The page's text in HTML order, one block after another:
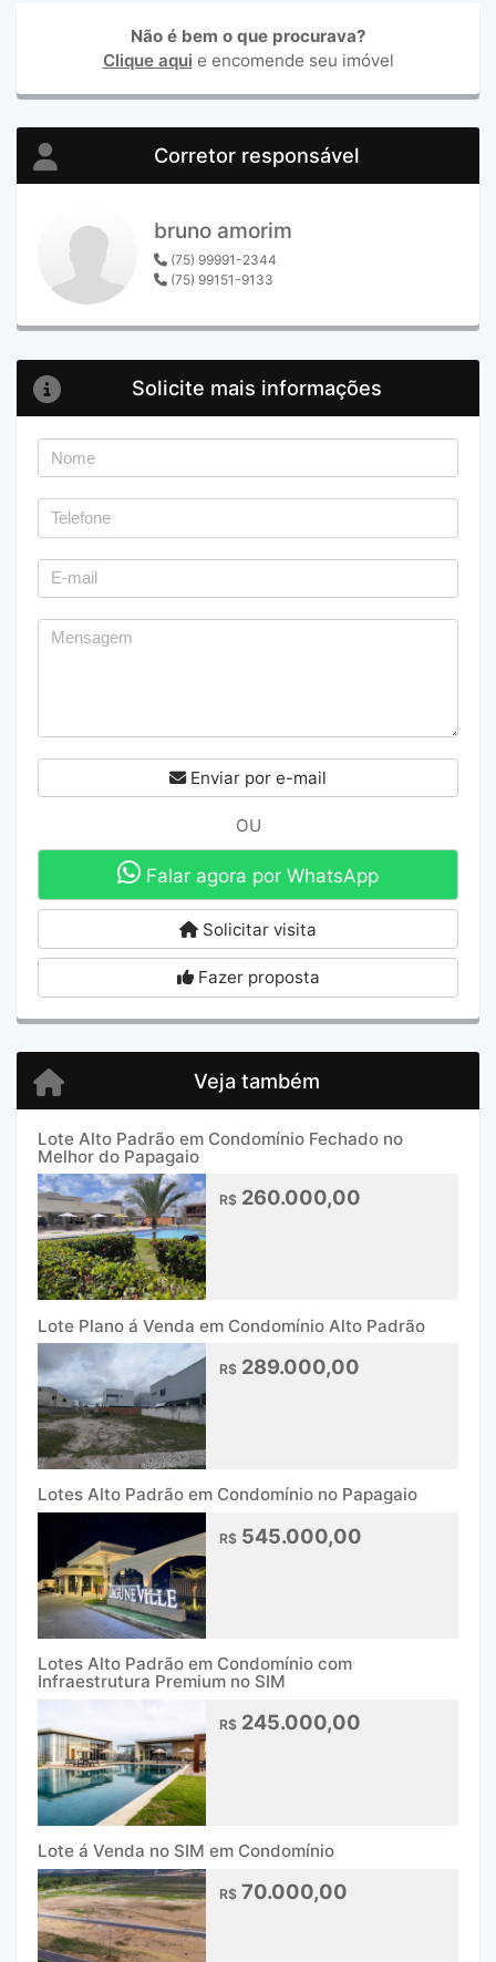
Não é bem o que procurava?
Clique aqui e encomende seu imóvel
Corretor responsável
bruno amorim
(75) 99991-2344
(75) 99151-9133
Solicite mais informações
Enviar por e-mail
OU
Falar agora por WhatsApp
Solicitar visita
Fazer proposta
Veja também
Lote Alto Padrão em Condomínio Fechado no
Melhor do Papagaio
R$ 260.000,00
Lote Plano á Venda em Condomínio Alto Padrão
R$ 289.000,00
Lotes Alto Padrão em Condomínio no Papagaio
R$ 545.000,00
Lotes Alto Padrão em Condomínio com
Infraestrutura Premium no SIM
R$ 245.000,00
Lote á Venda no SIM em Condomínio
R$ 70.000,00